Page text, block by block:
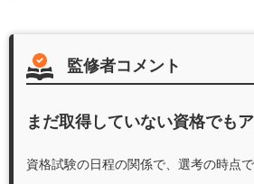
監修者コメント
まだ取得していない資格でも
資格試験の日程の関係で、選考の時点